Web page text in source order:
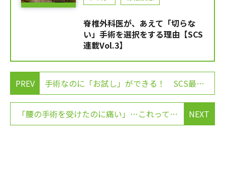
脊椎外科医が、あえて「切らな
い」手術を選択をする理由【SCS
連載Vol.3】
PREV 手術なのに「お試し」ができる！ SCS最大の特徴「トライアル」なら、失敗リスクを回避できます【SCS連載Vol.4】
NEXT
「腰の手術を受けたのに痛い」…これって失敗？再手術の前に知るべき「脊椎術後疼痛症候群（FBSS）」とSCS【SCS Q&A Vol.1】